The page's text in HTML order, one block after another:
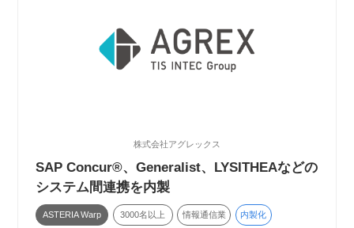
株式会社アグレックス
SAP Concur®、Generalist、LYSITHEAなどの
システム間連携を内製
ASTERIA Warp 3000名以上 情報通信業 内製化